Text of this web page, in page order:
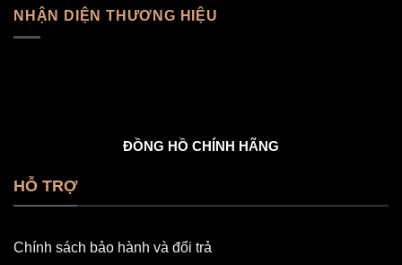
NHẬN DIỆN THƯƠNG HIỆU
ĐỒNG HỒ CHÍNH HÃNG
HỖ TRỢ
Chính sách bảo hành và đổi trả